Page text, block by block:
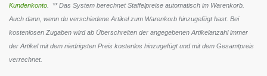
Kundenkonto . ** Das System berechnet Staffelpreise automatisch im Warenkorb.
Auch dann, wenn du verschiedene Artikel zum Warenkorb hinzugefügt hast. Bei
kostenlosen Zugaben wird ab Überschreiten der angegebenen Artikelanzahl immer
der Artikel mit dem niedrigsten Preis kostenlos hinzugefügt und mit dem Gesamtpreis
verrechnet.